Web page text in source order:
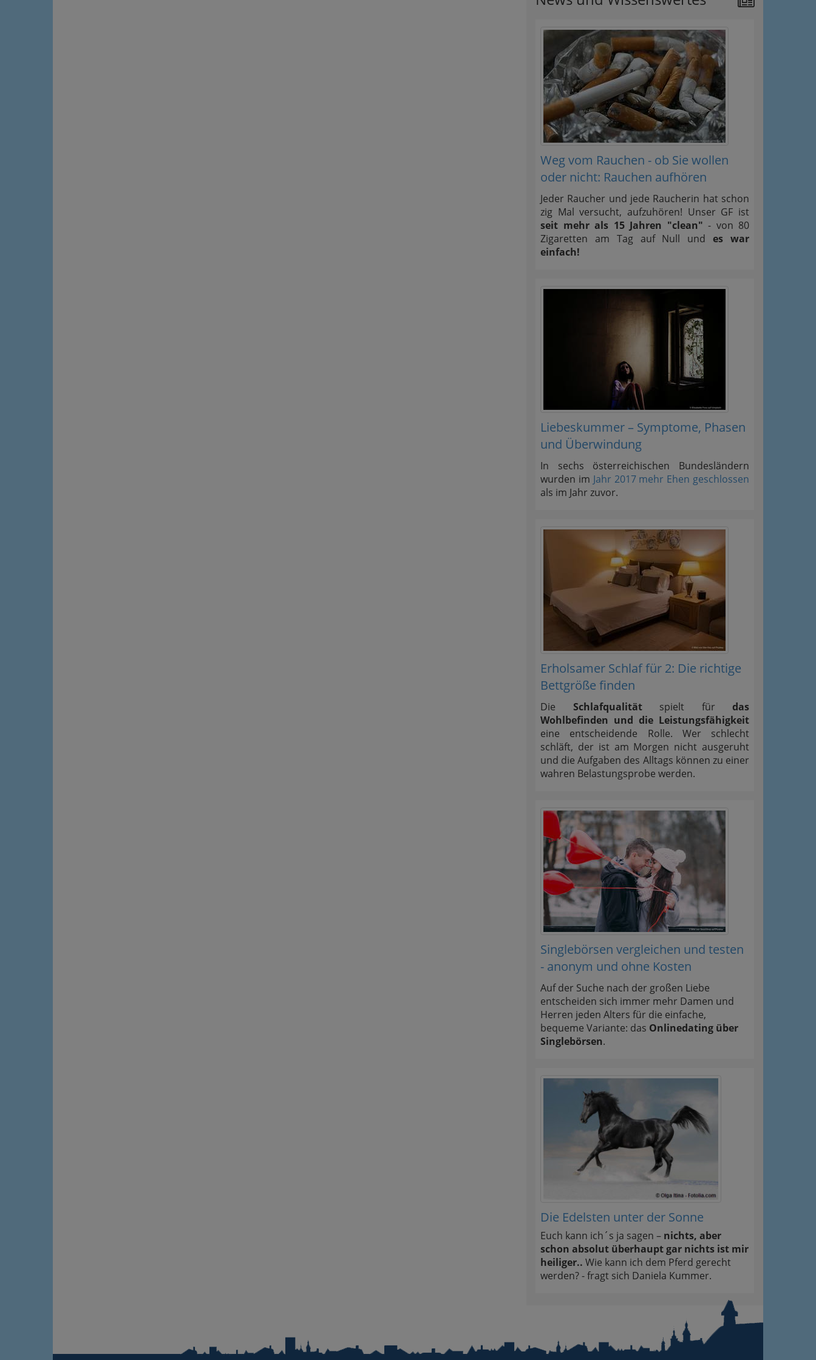
Weg vom Rauchen - ob Sie wollen
oder nicht: Rauchen aufhören
Jeder Raucher und jede Raucherin hat schon
zig Mal versucht, aufzuhören! Unser GF ist
seit mehr als 15 Jahren "clean" - von 80
Zigaretten am Tag auf Null undes war
einfach!
Liebeskummer – Symptome, Phasen
und Überwindung
In sechs österreichischen Bundesländern
wurden im Jahr 2017 mehr Ehen geschlossen
als im Jahr zuvor.
Erholsamer Schlaf für 2: Die richtige
Bettgröße finden
Die Schlafqualitätspielt für das
Wohlbefinden und die Leistungsfähigkeit
eine entscheidende Rolle. Wer schlecht
schläft, der ist am Morgen nicht ausgeruht
und die Aufgaben des Alltags können zu einer
wahren Belastungsprobe werden.
Singlebörsen vergleichen und testen
- anonym und ohne Kosten
Auf der Suche nach der großen Liebe
entscheiden sich immer mehr Damen und
Herren jeden Alters für die einfache,
bequeme Variante: das Onlinedating über
Singlebörsen.
Die Edelsten unter der Sonne
Euch kann ich´s ja sagen – nichts, aber
schon absolut überhaupt gar nichts ist mir
heiliger.. Wie kann ich dem Pferd gerecht
werden? - fragt sich Daniela Kummer.